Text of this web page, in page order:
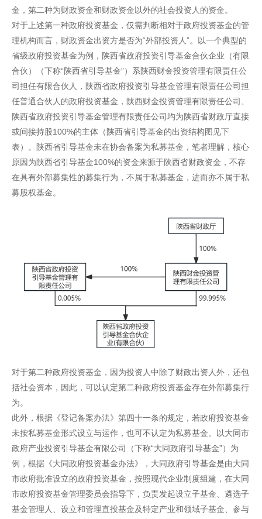
金，第二种为财政资金和财政资金以外的社会投资人的资金。
对于上述第一种政府投资基金，仅需判断相对于政府投资基金的管
理机构而言，财政资金出资方是否为“外部投资人”。以一个典型的
省级政府投资基金为例，陕西省政府投资引导基金合伙企业（有限
合伙）（下称“陕西省引导基金”）系陕西财金投资管理有限责任公
司担任有限合伙人，陕西省政府投资引导基金管理有限责任公司担
任普通合伙人的政府投资基金，陕西财金投资管理有限责任公司、
陕西省政府投资引导基金管理有限责任公司均为陕西省财政厅直接
或间接持股100%的主体（陕西省引导基金的出资结构图见下
表）。陕西省引导基金未在协会备案为私募基金，笔者理解，核心
原因为陕西省引导基金100%的资金来源于陕西省财政资金，不存
在具有外部募集性的募集行为，不属于私募基金，进而亦不属于私
募股权基金。
对于第二种政府投资基金，因为投资人中除了财政出资人外，还包
括社会资本，因此，可以认定第二种政府投资基金存在外部募集行
为。
此外，根据《登记备案办法》第四十一条的规定，若政府投资基金
未按私募基金形式设立与运作，也可不认定为私募基金。以大同市
政府产业投资引导基金有限公司（下称“大同政府引导基金”）为
例，根据《大同政府投资基金办法》，大同政府引导基金是由大同
市政府批准设立的政府投资基金，按照现代企业制度组建，在大同
市政府投资基金管理委员会指导下，负责发起设立子基金、遴选子
基金管理人、设立和管理直投基金及特定产业和领域子基金、参与